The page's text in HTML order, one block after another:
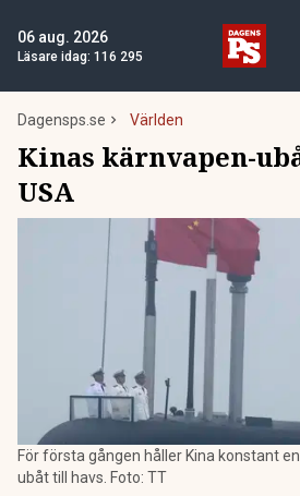
06 aug. 2026
Läsare idag: 116 295
Dagensps.se Världen
Kinas kärnvapen-
USA
För första gången håller Kina konstant
ubåt till havs. Foto: TT